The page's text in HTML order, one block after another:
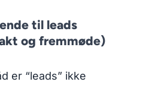
til leads
og fremmøde)
er “leads” ikke